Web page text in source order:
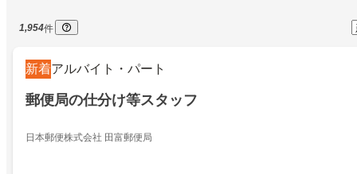
1,954件
新着アルバイト・パート
郵便局の仕分け等スタッフ
日本郵便株式会社 田富郵便局